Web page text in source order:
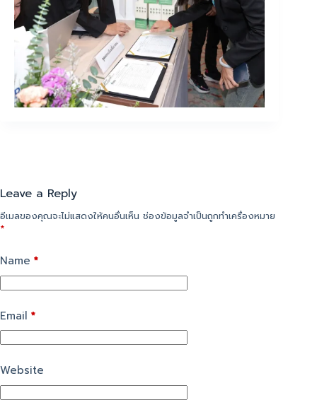
Leave a Reply
อีเมลของคุณจะไม่แสดงให้คนอื่นเห็น ช่องข้อมูลจำเป็นถูกทำเครื่องหมาย
*
Name *
Email *
Website